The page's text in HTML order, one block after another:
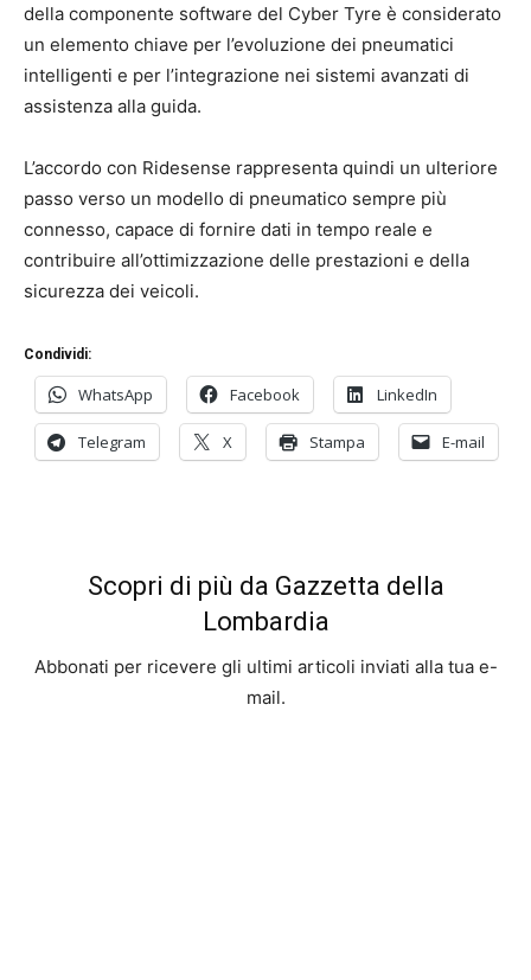
della componente software del Cyber Tyre è considerato
un elemento chiave per l’evoluzione dei pneumatici
intelligenti e per l’integrazione nei sistemi avanzati di
assistenza alla guida.
L’accordo con Ridesense rappresenta quindi un ulteriore
passo verso un modello di pneumatico sempre più
connesso, capace di fornire dati in tempo reale e
contribuire all’ottimizzazione delle prestazioni e della
sicurezza dei veicoli.
Condividi:
WhatsApp Facebook LinkedIn
Telegram X Stampa E-mail
Scopri di più da Gazzetta della
Lombardia
Abbonati per ricevere gli ultimi articoli inviati alla tua e-
mail.